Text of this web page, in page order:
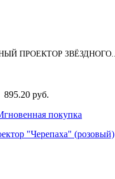
ПРОЕКТОР ЗВЁЗДНОГО...
895.20 руб.
покупка
"Черепаха" (розовый)